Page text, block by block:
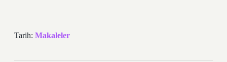
Tarih: Makaleler